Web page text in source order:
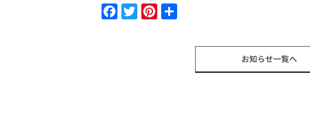
Facebook
TwitterPinterest
お知らせ一覧へ